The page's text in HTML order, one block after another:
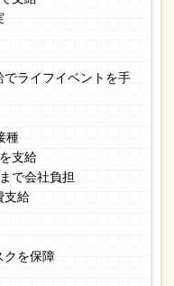
でライフイベントを手
種
支給
で会社負担
支給
クを保障